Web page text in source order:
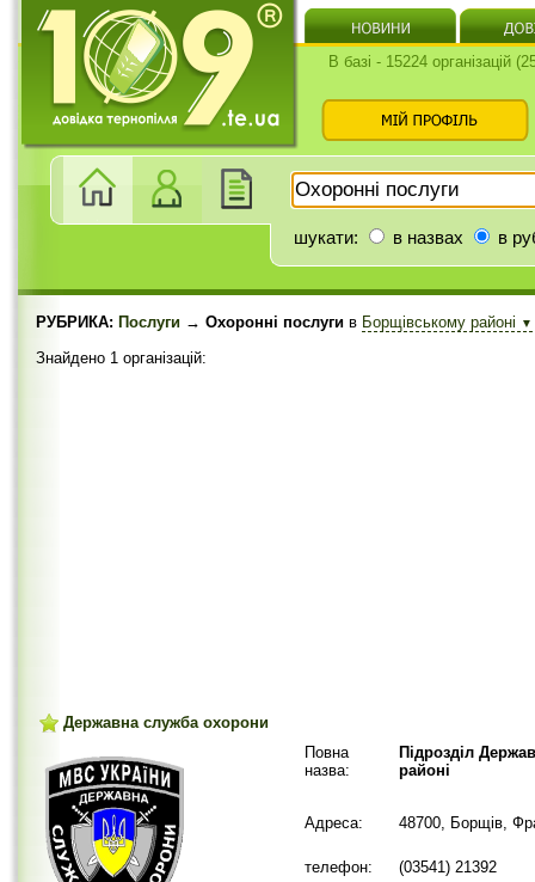
В базі - 15224 організацій
шукати: в назвах в
РУБРИКА: Послуги → Охоронні послуги в Борщівському районі ▼
Знайдено 1 організацій:
Державна служба охорони
Повна
назва:
Підрозділ
районі
Адреса: 48700, Борщів,
телефон: (03541) 21392